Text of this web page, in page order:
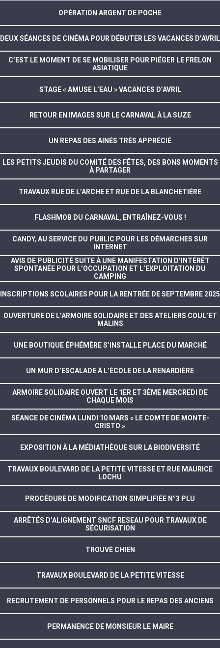
OPÉRATION ARGENT DE POCHE
DEUX SÉANCES DE CINÉMA POUR DÉBUTER LES VACANCES D’AVRIL
C’EST LE MOMENT DE SE MOBILISER POUR PIÉGER LE FRELON
ASIATIQUE
STAGE « AMUSE L’EAU » VACANCES D’AVRIL
RETOUR EN IMAGES SUR LE CARNAVAL À LA SUZE
UN REPAS DES AINÉS TRÈS APPRÉCIÉ
LES PETITS JEUDIS DU COMITÉ DES FÊTES, DES BONS MOMENTS
À PARTAGER
TRAVAUX RUE DE L’ARCHE ET RUE DE LA BLANCHETIÈRE
FLASHMOB DU CARNAVAL, ENTRAÎNEZ-VOUS !
CANDY, AU SERVICE DU PUBLIC POUR LES DÉMARCHES SUR
INTERNET
AVIS DE PUBLICITÉ SUITE À UNE MANIFESTATION D’INTÉRÊT
SPONTANÉE POUR L’OCCUPATION ET L’EXPLOITATION DU
CAMPING
INSCRIPTIONS SCOLAIRES POUR LA RENTRÉE DE SEPTEMBRE 2025
OUVERTURE DE L’ARMOIRE SOLIDAIRE ET DES ATELIERS COUL’ET
MALINS
UNE BOUTIQUE ÉPHÉMÈRE S’INSTALLE PLACE DU MARCHÉ
UN MUR D’ESCALADE À L’ÉCOLE DE LA RENARDIÈRE
ARMOIRE SOLIDAIRE OUVERT LE 1ER ET 3ÈME MERCREDI DE
CHAQUE MOIS
SÉANCE DE CINÉMA LUNDI 10 MARS « LE COMTE DE MONTE-
CRISTO »
EXPOSITION À LA MÉDIATHÈQUE SUR LA BIODIVERSITÉ
TRAVAUX BOULEVARD DE LA PETITE VITESSE ET RUE MAURICE
LOCHU
PROCÉDURE DE MODIFICATION SIMPLIFIÉE N°3 PLU
ARRÊTÉS D’ALIGNEMENT SNCF RESEAU POUR TRAVAUX DE
SÉCURISATION
TROUVÉ CHIEN
TRAVAUX BOULEVARD DE LA PETITE VITESSE
RECRUTEMENT DE PERSONNELS POUR LE REPAS DES ANCIENS
PERMANENCE DE MONSIEUR LE MAIRE